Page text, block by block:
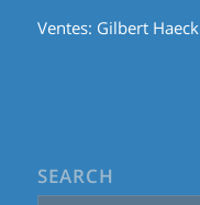
Ventes: Gilbert Haeck
SEARCH